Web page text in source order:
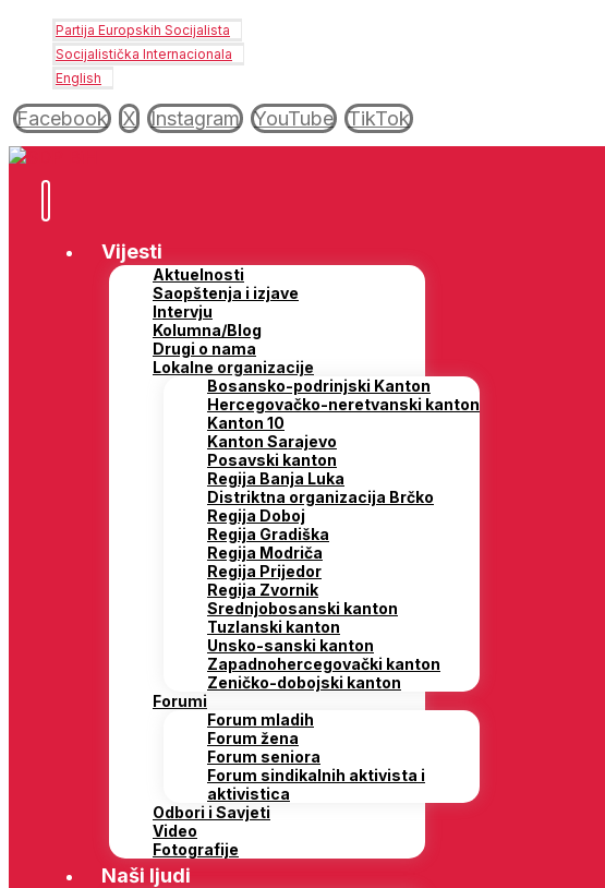
Partija Europskih Socijalista
Socijalistička Internacionala
English
Facebook X Instagram YouTube TikTok
Vijesti
Aktuelnosti
Saopštenja i izjave
Intervju
Kolumna/Blog
Drugi o nama
Lokalne organizacije
Bosansko-podrinjski Kanton
Hercegovačko-neretvanski kanton
Kanton 10
Kanton Sarajevo
Posavski kanton
Regija Banja Luka
Distriktna organizacija Brčko
Regija Doboj
Regija Gradiška
Regija Modriča
Regija Prijedor
Regija Zvornik
Srednjobosanski kanton
Tuzlanski kanton
Unsko-sanski kanton
Zapadnohercegovački kanton
Zeničko-dobojski kanton
Forumi
Forum mladih
Forum žena
Forum seniora
Forum sindikalnih aktivista i
aktivistica
Odbori i Savjeti
Video
Fotografije
Naši ljudi